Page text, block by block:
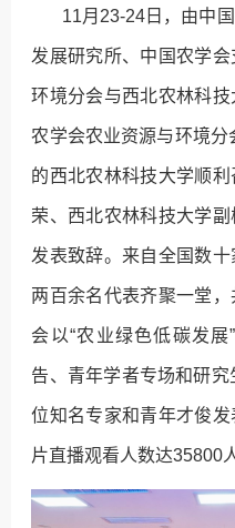
11月23-24日，由中国
发展研究所、中国农学
环境分会与西北农林科
农学会农业资源与环境
的西北农林科技大学顺
荣、西北农林科技大学
发表致辞。来自全国数
两百余名代表齐聚一堂
会以“农业绿色低碳发
告、青年学者专场和研
位知名专家和青年才俊
片直播观看人数达35800